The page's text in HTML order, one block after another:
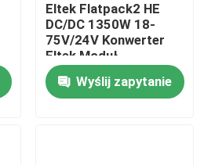
Eltek Flatpack2 HE
DC/DC 1350W 18-
75V/24V Konwerter
Eltek Moduł
naprawczy FP2 24V
48V Prąd stały
(241115.600/24111
Wyślij zapytanie